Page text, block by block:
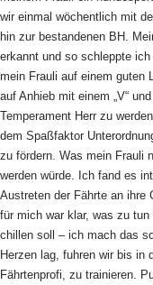
wir einmal wöchentlich mit
hin zur bestandenen BH.
erkannt und so schleppte
mein Frauli auf einem guten
auf Anhieb mit einem „V“
Temperament Herr zu
dem Spaßfaktor
zu fördern. Was mein Frauli
werden würde. Ich fand es
Austreten der Fährte an ihre
für mich war klar, was zu
chillen soll – ich mach das
Herzen lag, fuhren wir bis in
Fährtenprofi, zu trainieren.